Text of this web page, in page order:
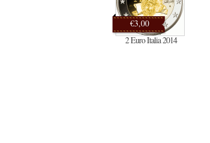
€3,00
2 Euro Italia 2014